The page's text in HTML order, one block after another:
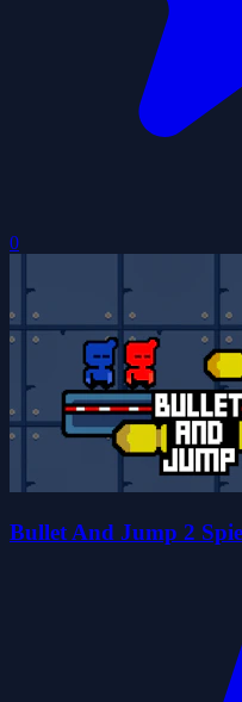
0
Bullet And Jump 2